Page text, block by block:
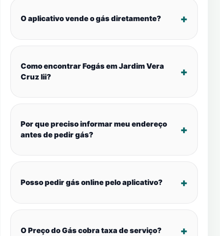
O aplicativo vende o gás diretamente?
Como encontrar Fogás em Jardim Vera
Cruz Iii?
Por que preciso informar meu endereço
antes de pedir gás?
Posso pedir gás online pelo aplicativo?
O Preço do Gás cobra taxa de serviço?